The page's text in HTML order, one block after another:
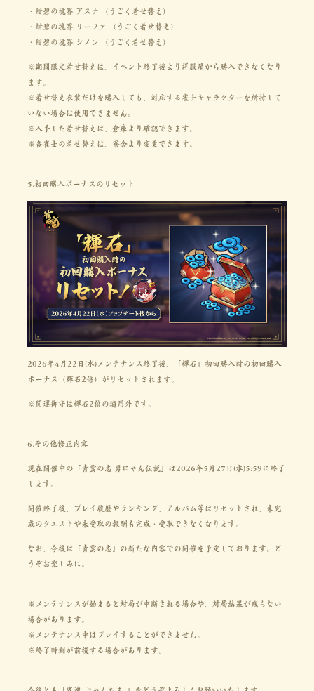
・紺碧の境界 アスナ （うごく着せ替え）
・紺碧の境界 リーファ （うごく着せ替え）
・紺碧の境界 シノン （うごく着せ替え）
※期間限定着せ替えは、イベント終了後より洋服屋から購入できなくなり
ます。
※着せ替え衣装だけを購入しても、対応する雀士キャラクターを所持して
いない場合は使用できません。
※入手した着せ替えは、倉庫より確認できます。
※各雀士の着せ替えは、寮舎より変更できます。
5.初回購入ボーナスのリセット
2026年4月22日(水)メンテナンス終了後、「輝石」初回購入時の初回購入
ボーナス（輝石2倍）がリセットされます。
※開運御守は輝石2倍の適用外です。
6.その他修正内容
現在開催中の「青雲の志 勇にゃん伝説」は2026年5月27日(水)5:59に終了
します。
開催終了後、プレイ履歴やランキング、アルバム等はリセットされ、未完
成のクエストや未受取の報酬も完成・受取できなくなります。
なお、今後は「青雲の志」の新たな内容での開催を予定しております。ど
うぞお楽しみに。
※メンテナンスが始まると対局が中断される場合や、対局結果が残らない
場合があります。
※メンテナンス中はプレイすることができません。
※終了時刻が前後する場合があります。